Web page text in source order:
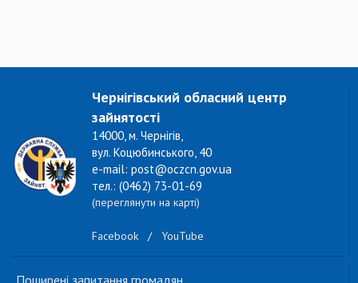
Чернігівський обласний центр
зайнятості
14000, м. Чернігів,
вул. Коцюбинського, 40
e-mail: post@oczcn.gov.ua
тел.: (0462) 73-01-69
(переглянути на карті)
Facebook / YouTube
Поширені запитання громадян